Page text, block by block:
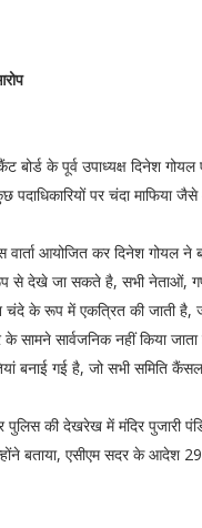
बोर्ड के पूर्व उपाध्यक्ष दिनेश
पदाधिकारियों पर चंदा माफिया
आयोजित कर दिनेश गोयल ने
देखे जा सकते है, सभी नेताओं,
चंदे के रूप में एकत्रित की जाती
सामने सार्वजनिक नहीं किया
बनाई गई है, जो सभी समिति
की देखरेख में मंदिर पुजारी
बताया, एसीएम सदर के आदेश